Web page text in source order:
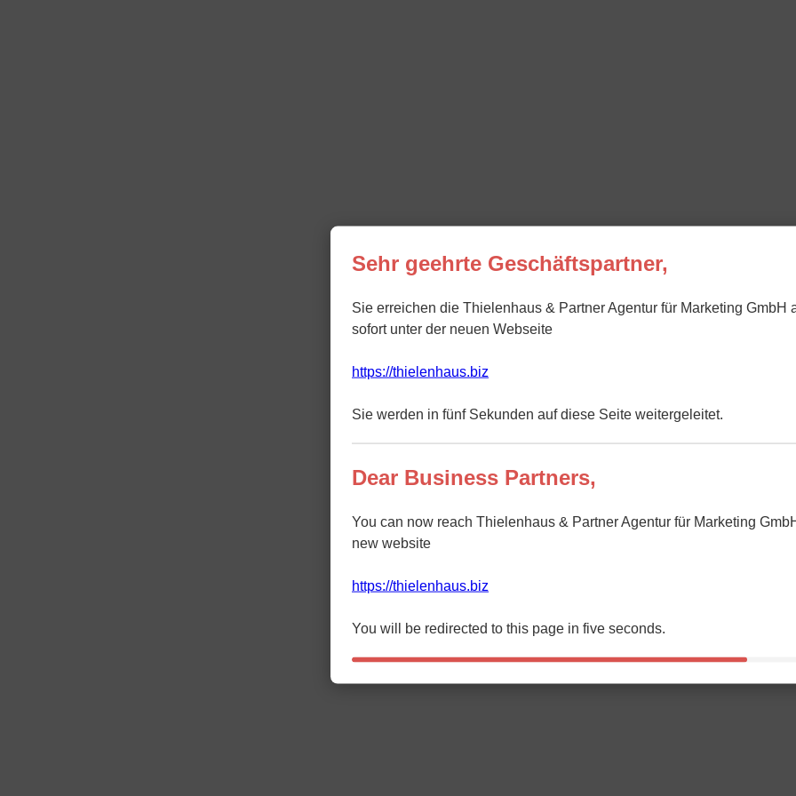
Sehr geehrte Geschäftspartner,
Sie erreichen die Thielenhaus & Partner Agentur für Marketing GmbH
sofort unter der neuen Webseite
https://thielenhaus.biz
Sie werden in fünf Sekunden auf diese Seite weitergeleitet.
Dear Business Partners,
You can now reach Thielenhaus & Partner Agentur für Marketing
new website
https://thielenhaus.biz
You will be redirected to this page in five seconds.